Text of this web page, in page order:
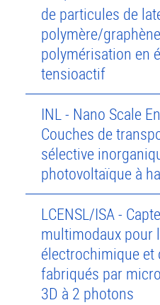
de particules de
polymère/
polymérisation en
tensioactif
INL - Nano Scale
Couches de
sélective
photovoltaïque à
LCENSL/ISA -
multimodaux pour
électrochimique et
fabriqués par
3D à 2 photons